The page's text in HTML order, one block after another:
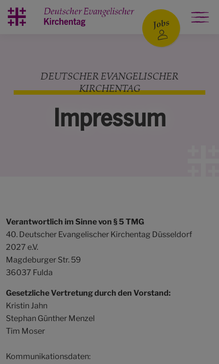
Impressum
DEUTSCHER EVANGELISCHER
KIRCHENTAG
Verantwortlich im Sinne von § 5 TMG
40. Deutscher Evangelischer Kirchentag Düsseldorf
2027 e.V.
Magdeburger Str. 59
36037 Fulda
Gesetzliche Vertretung durch den Vorstand:
Kristin Jahn
Stephan Günther Menzel
Tim Moser
Kommunikationsdaten: